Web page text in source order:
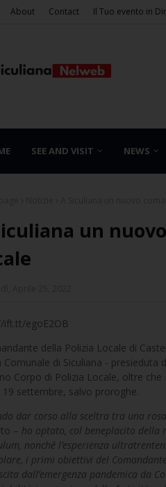
About Contact Il Tuo evento in
SEE AND VISIT NEWS
un
ift.tt/egoE2OB
della Polizia Locale di
Comunale di Siculiana -
Corpo di Polizia Locale, oltre che
19 settembre, salvo proroghe.
dar corso alla sceltra tra una
– ho optato, col beneplacito della
nonché l’esperienza
i primi obiettivi del
dall’emergenza pandemica da